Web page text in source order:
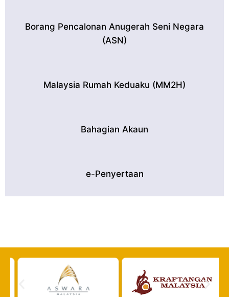
Borang Pencalonan Anugerah Seni Negara
(ASN)
Malaysia Rumah Keduaku (MM2H)
Bahagian Akaun
e-Penyertaan